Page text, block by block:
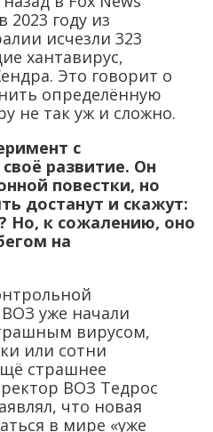
2023 году из
исчезли 323
хантавирус,
Это говорит о
определённую
не так уж и сложно.
с
развитие. Он
повестки, но
достанут и скажут:
Но, к сожалению, оно
на
уже начали
вирусом,
или сотни
страшнее
ВОЗ Тедрос
что новая
в мире «уже